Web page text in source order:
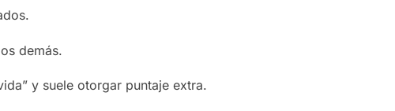
demás.
y suele otorgar puntaje extra.